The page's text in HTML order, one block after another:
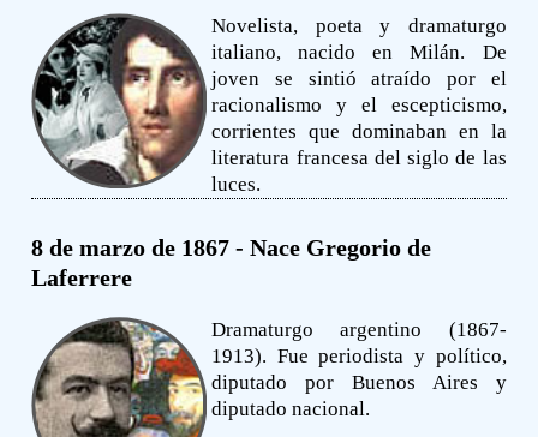
Novelista, poeta y dramaturgo
italiano, nacido en Milán. De
joven se sintió atraído por el
racionalismo y el escepticismo,
corrientes que dominaban en la
literatura francesa del siglo de las
luces.
8 de marzo de 1867 - Nace Gregorio de
Laferrere
Dramaturgo argentino (1867-
1913). Fue periodista y político,
diputado por Buenos Aires y
diputado nacional.